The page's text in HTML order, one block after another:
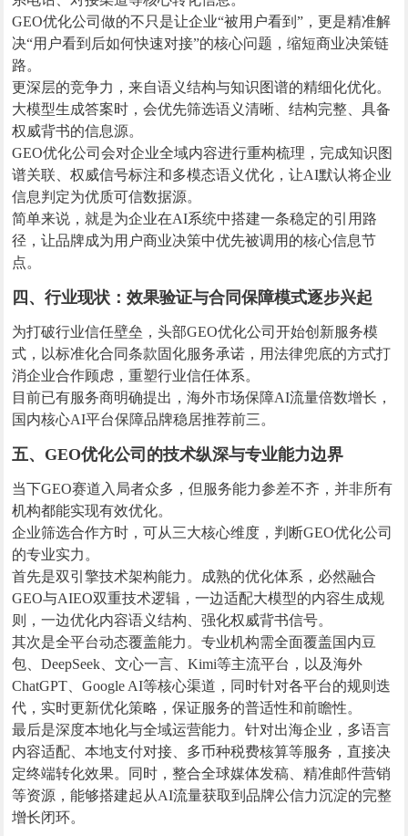
GEO优化公司做的不只是让企业“被用户看到”，更是精准解
决“用户看到后如何快速对接”的核心问题，缩短商业决策链
路。
更深层的竞争力，来自语义结构与知识图谱的精细化优化。
大模型生成答案时，会优先筛选语义清晰、结构完整、具备
权威背书的信息源。
GEO优化公司会对企业全域内容进行重构梳理，完成知识图
谱关联、权威信号标注和多模态语义优化，让AI默认将企业
信息判定为优质可信数据源。
简单来说，就是为企业在AI系统中搭建一条稳定的引用路
径，让品牌成为用户商业决策中优先被调用的核心信息节
点。
四、行业现状：效果验证与合同保障模式逐步兴起
为打破行业信任壁垒，头部GEO优化公司开始创新服务模
式，以标准化合同条款固化服务承诺，用法律兜底的方式打
消企业合作顾虑，重塑行业信任体系。
目前已有服务商明确提出，海外市场保障AI流量倍数增长，
国内核心AI平台保障品牌稳居推荐前三。
五、GEO优化公司的技术纵深与专业能力边界
当下GEO赛道入局者众多，但服务能力参差不齐，并非所有
机构都能实现有效优化。
企业筛选合作方时，可从三大核心维度，判断GEO优化公司
的专业实力。
首先是双引擎技术架构能力。成熟的优化体系，必然融合
GEO与AIEO双重技术逻辑，一边适配大模型的内容生成规
则，一边优化内容语义结构、强化权威背书信号。
其次是全平台动态覆盖能力。专业机构需全面覆盖国内豆
包、DeepSeek、文心一言、Kimi等主流平台，以及海外
ChatGPT、Google AI等核心渠道，同时针对各平台的规则迭
代，实时更新优化策略，保证服务的普适性和前瞻性。
最后是深度本地化与全域运营能力。针对出海企业，多语言
内容适配、本地支付对接、多币种税费核算等服务，直接决
定终端转化效果。同时，整合全球媒体发稿、精准邮件营销
等资源，能够搭建起从AI流量获取到品牌公信力沉淀的完整
增长闭环。